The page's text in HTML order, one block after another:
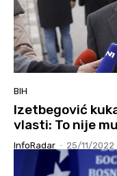
BIH
Izetbegović
vlasti: To nije
InfoRadar - 25/11/2022